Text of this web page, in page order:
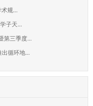
规...
子天...
第三季度...
循环地...